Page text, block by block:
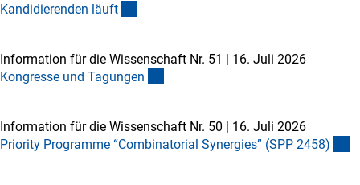
Kandidierenden läuft
Information für die Wissenschaft Nr. 51 | 16. Juli 2026
Kongresse und Tagungen
Information für die Wissenschaft Nr. 50 | 16. Juli 2026
Priority Programme “Combinatorial Synergies” (SPP 2458)